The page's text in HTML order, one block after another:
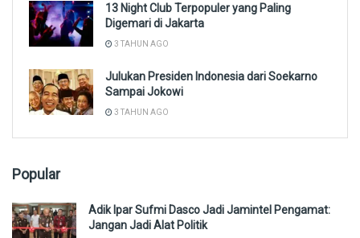
13 Night Club Terpopuler yang Paling
Digemari di Jakarta
3 TAHUN AGO
Julukan Presiden Indonesia dari Soekarno
Sampai Jokowi
3 TAHUN AGO
Popular
Adik Ipar Sufmi Dasco Jadi Jamintel Pengamat:
Jangan Jadi Alat Politik